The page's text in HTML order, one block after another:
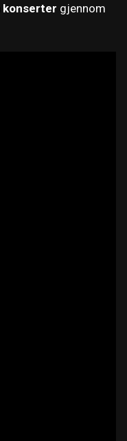
konserter gjennom